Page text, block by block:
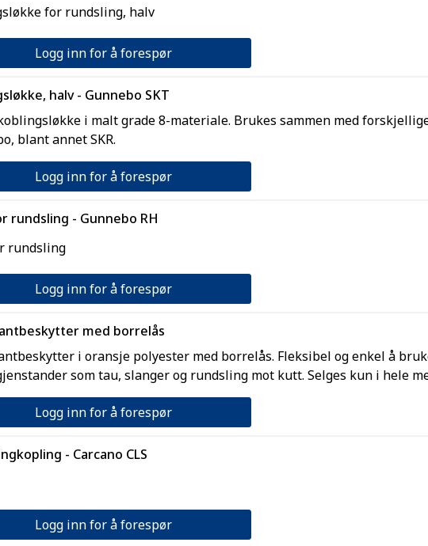
for rundsling, halv
Logg inn for å forespør
halv - Gunnebo SKT
i malt grade 8-materiale. Brukes sammen med
blant annet SKR.
Logg inn for å forespør
rundsling - Gunnebo RH
rundsling
Logg inn for å forespør
med borrelås
i oransje polyester med borrelås. Fleksibel og enkel å
som tau, slanger og rundsling mot kutt. Selges kun i hele
Logg inn for å forespør
- Carcano CLS
Logg inn for å forespør